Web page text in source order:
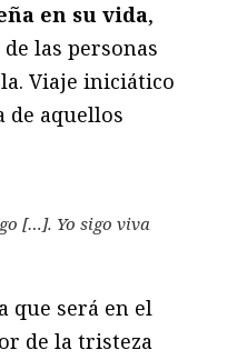
en su vida,
las personas
Viaje iniciático
de aquellos
[…]. Yo sigo viva
que será en el
de la tristeza